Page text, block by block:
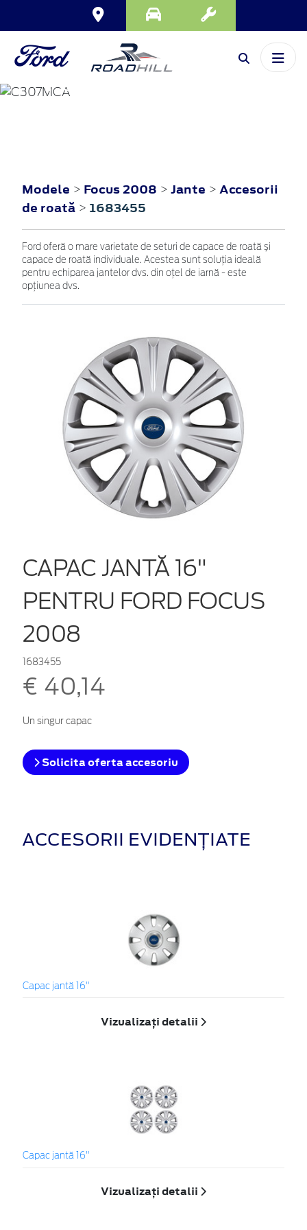
FOCUS
Modele > Focus 2008 > Jante > Accesorii
de roată > 1683455
Ford oferă o mare varietate de seturi de capace de roată și
capace de roată individuale. Acestea sunt soluția ideală
pentru echiparea jantelor dvs. din oțel de iarnă - este
opțiunea dvs.
CAPAC JANTĂ 16"
PENTRU FORD FOCUS
2008
1683455
€ 40,14
Un singur capac
Solicita oferta accesoriu
ACCESORII EVIDENȚIATE
Capac jantă 16"
Vizualizați detalii
Capac jantă 16"
Vizualizați detalii